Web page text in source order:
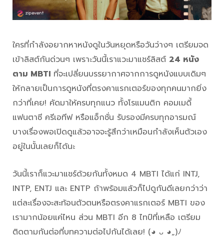
ใครที่กำลังอยากหาหนังดูในวันหยุดหรือวันว่างๆ เตรียมจด
เข้าลิสต์กันด่วนๆ เพราะวันนี้เราแวะมาแชร์ลิสต์ 24 หนัง
ตาม MBTI ที่จะเปลี่ยนบรรยากาศจากการดูหนังแบบเดิมๆ
ให้กลายเป็นการดูหนังที่ตรงคาแรกเตอร์ของทุกคนมากยิ่ง
กว่าที่เคย! คัดมาให้ครบทุกแนว ทั้งโรแมนติก คอมเมดี้
แฟนตาซี ครีเอทีฟ หรือแอ็กชั่น รับรองมีครบทุกอารมณ์
บางเรื่องพอเปิดดูแล้วอาจจะรู้สึกว่าเหมือนกำลังเห็นตัวเอง
อยู่ในนั้นเลยก็ได้นะ
วันนี้เราก็แวะมาแชร์ด้วยกันทั้งหมด 4 MBTI ได้แก่ INTJ,
INTP, ENTJ และ ENTP ถ้าพร้อมแล้วก็ไปดูกันดีเลยกว่าว่า
แต่ละเรื่องจะสะท้อนตัวตนหรือตรงคาแรกเตอร์ MBTI ของ
เรามากน้อยแค่ไหน ส่วน MBTI อีก 8 ไทป์ที่เหลือ เตรียม
ติดตามกันต่อที่บทความต่อไปกันได้เลย! (◕ ᴗ ◕„)ﾉ